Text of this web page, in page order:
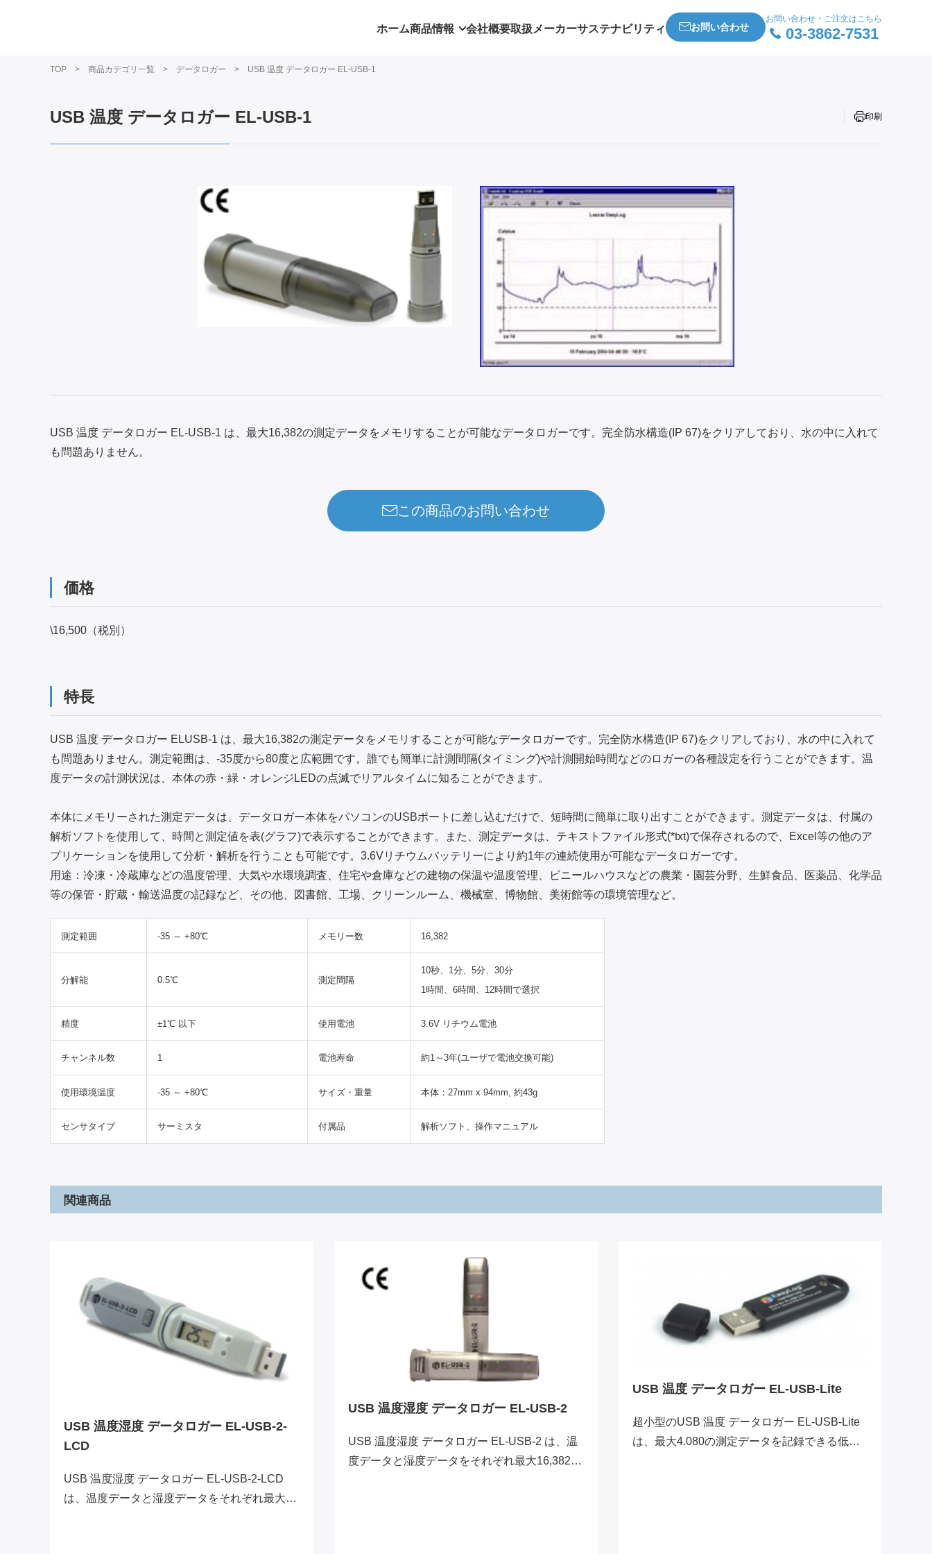
ホーム商品情報 会社概要取扱メーカーサステナビリティ お問い合わせ
お問い合わせ・ご注文はこちら
03-3862-7531
TOP 商品カテゴリ一覧 データロガー USB 温度 データロガー EL-USB-1
USB 温度 データロガー EL-USB-1 印刷
USB 温度 データロガー EL-USB-1 は、最大16,382の測定データをメモリすることが可能なデータロガーです。完全防水構造(IP 67)をクリアしており、水の中に入れて
も問題ありません。
この商品のお問い合わせ
価格
\16,500（税別）
特長
USB 温度 データロガー ELUSB-1 は、最大16,382の測定データをメモリすることが可能なデータロガーです。完全防水構造(IP 67)をクリアしており、水の中に入れて
も問題ありません。測定範囲は、-35度から80度と広範囲です。誰でも簡単に計測間隔(タイミング)や計測開始時間などのロガーの各種設定を行うことができます。温
度データの計測状況は、本体の赤・緑・オレンジLEDの点滅でリアルタイムに知ることができます。
本体にメモリーされた測定データは、データロガー本体をパソコンのUSBポートに差し込むだけで、短時間に簡単に取り出すことができます。測定データは、付属の
解析ソフトを使用して、時間と測定値を表(グラフ)で表示することができます。また、測定データは、テキストファイル形式(*txt)で保存されるので、Excel等の他のア
プリケーションを使用して分析・解析を行うことも可能です。3.6Vリチウムバッテリーにより約1年の連続使用が可能なデータロガーです。
用途：冷凍・冷蔵庫などの温度管理、大気や水環境調査、住宅や倉庫などの建物の保温や温度管理、ビニールハウスなどの農業・園芸分野、生鮮食品、医薬品、化学品
等の保管・貯蔵・輸送温度の記録など、その他、図書館、工場、クリーンルーム、機械室、博物館、美術館等の環境管理など。
測定範囲 -35 ～ +80℃ メモリー数 16,382
分解能 0.5℃ 測定間隔
10秒、1分、5分、30分
1時間、6時間、12時間で選択
精度 ±1℃ 以下 使用電池 3.6V リチウム電池
チャンネル数 1 電池寿命 約1～3年(ユーザで電池交換可能)
使用環境温度 -35 ～ +80℃ サイズ・重量 本体：27mm x 94mm, 約43g
センサタイプ サーミスタ 付属品 解析ソフト、操作マニュアル
関連商品
USB 温度湿度 データロガー EL-USB-2-
LCD
USB 温度湿度 データロガー EL-USB-2-LCD
は、温度データと湿度データをそれぞれ最大
USB 温度湿度 データロガー EL-USB-2
USB 温度湿度 データロガー EL-USB-2 は、温
度データと湿度データをそれぞれ最大16,382メ
USB 温度 データロガー EL-USB-Lite
超小型のUSB 温度 データロガー EL-USB-Lite
は、最大4.080の測定データを記録できる低価